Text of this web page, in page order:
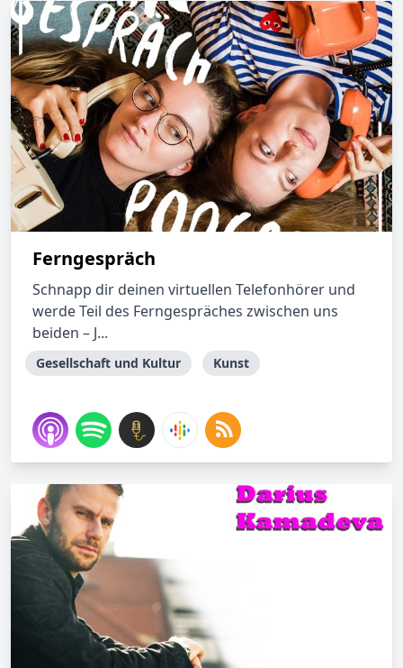
Ferngespräch
Schnapp dir deinen virtuellen Telefonhörer und
werde Teil des Ferngespräches zwischen uns
beiden – J...
Gesellschaft und Kultur Kunst